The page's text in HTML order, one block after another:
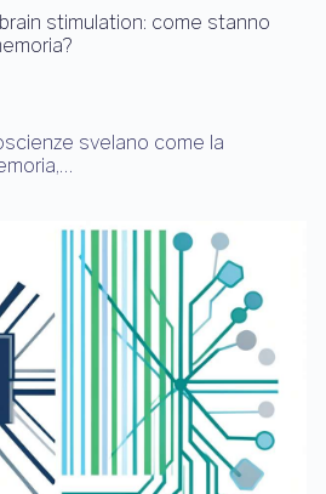
stimulation: come stanno
svelano come la